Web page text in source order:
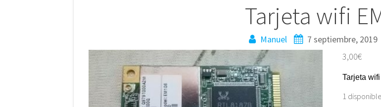
Tarjeta wifi
Manuel 7 septiembre, 2019
3,00€
Tarjeta
1
entradas